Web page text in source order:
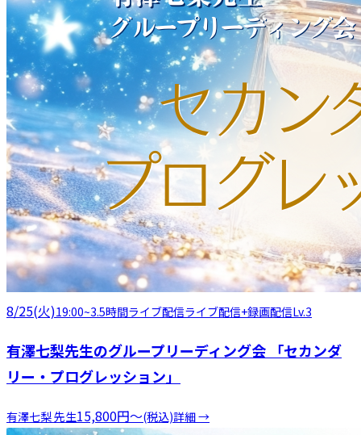
8/25(火)19:00~3.5時間ライブ配信ライブ配信+録画配信Lv.3
有澤七梨先生のグループリーディング会 「セカンダ
リー・プログレッション」
有澤七梨先生15,800円〜(税込)詳細 →